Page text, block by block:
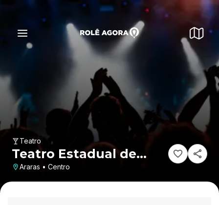
Teatro
Teatro Estadual de
Araras
Araras • Centro